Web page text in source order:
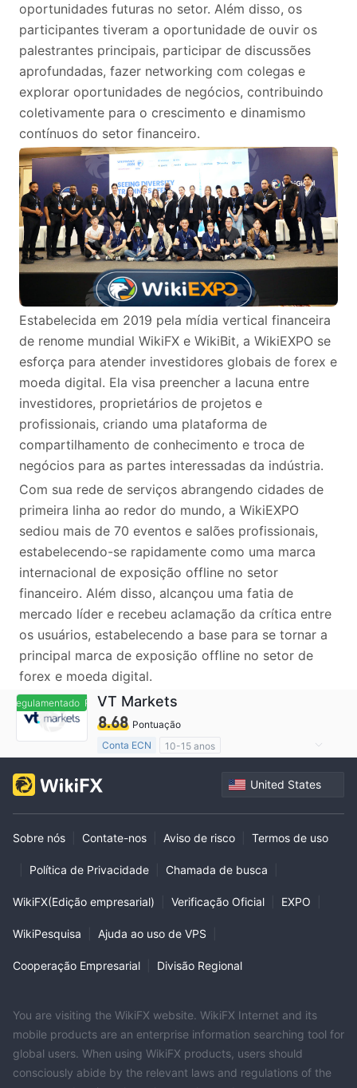
oportunidades futuras no setor. Além disso, os
participantes tiveram a oportunidade de ouvir os
palestrantes principais, participar de discussões
aprofundadas, fazer networking com colegas e
explorar oportunidades de negócios, contribuindo
coletivamente para o crescimento e dinamismo
contínuos do setor financeiro.
Estabelecida em 2019 pela mídia vertical financeira
de renome mundial WikiFX e WikiBit, a WikiEXPO se
esforça para atender investidores globais de forex e
moeda digital. Ela visa preencher a lacuna entre
investidores, proprietários de projetos e
profissionais, criando uma plataforma de
compartilhamento de conhecimento e troca de
negócios para as partes interessadas da indústria.
Com sua rede de serviços abrangendo cidades de
primeira linha ao redor do mundo, a WikiEXPO
sediou mais de 70 eventos e salões profissionais,
estabelecendo-se rapidamente como uma marca
internacional de exposição offline no setor
financeiro. Além disso, alcançou uma fatia de
mercado líder e recebeu aclamação da crítica entre
os usuários, estabelecendo a base para se tornar a
principal marca de exposição offline no setor de
forex e moeda digital.
Regulamentado
VT Markets
8.68 Pontuação
Conta ECN
10-15 anos
United States
Sobre nós Contate-nos Aviso de risco Termos de uso
Política de Privacidade Chamada de busca
WikiFX(Edição empresarial) Verificação Oficial EXPO
WikiPesquisa Ajuda ao uso de VPS
Cooperação Empresarial Divisão Regional
You are visiting the WikiFX website. WikiFX Internet and its
mobile products are an enterprise information searching tool for
global users. When using WikiFX products, users should
consciously abide by the relevant laws and regulations of the